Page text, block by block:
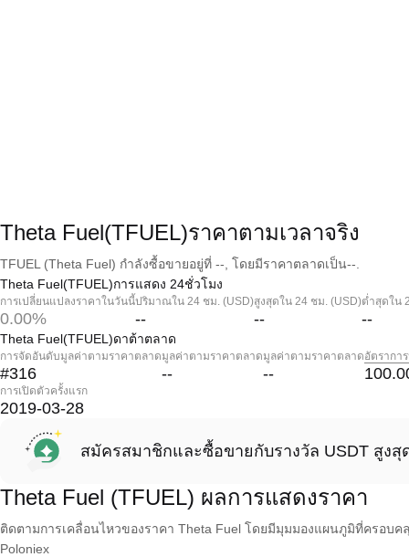
Theta Fuel(TFUEL)ราคาตามเวลาจริง
TFUEL (Theta Fuel) กำลังซื้อขายอยู่ที่ --, โดยมีราคาตลาดเป็น--.
Theta Fuel(TFUEL)การแสดง 24ชั่วโมง
การเปลี่ยนแปลงราคาในวันนี้
0.00%
ปริมาณใน 24 ชม. (USD)
--
สูงสุดใน 24 ชม. (USD)
--
ต่ำสุดใน
--
Theta Fuel(TFUEL)ดาต้าตลาด
การจัดอันดับมูลค่าตามราคาตลาด
#316
มูลค่าตามราคาตลาด
--
มูลค่าตามราคาตลาด
--
อัตรากา
การเปิดตัวครั้งแรก
2019-03-28
สมัครสมาชิกและซื้อขายกับรางวัล USDT สูงสุ
Theta Fuel (TFUEL) ผลการแสดงราคา
ติดตามการเคลื่อนไหวของราคา Theta Fuel โดยมีมุมมองแผนภูมิที่ครอบ
Poloniex